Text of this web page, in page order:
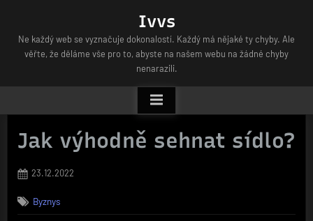
content
Ivvs
Ne každý web se vyznačuje dokonalostí. Každý má nějaké ty chyby. Ale
věřte, že děláme vše pro to, abyste na našem webu na žádné chyby
nenarazili.
Jak výhodně sehnat sídlo?
Posted
23.12.2022
Byznys